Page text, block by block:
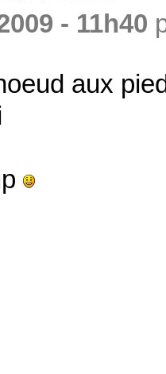
- 11h40
aux